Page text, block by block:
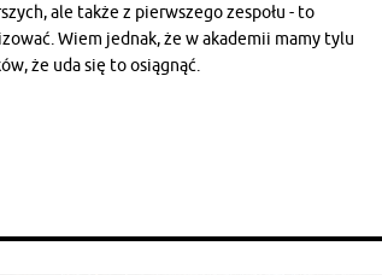
ale także z pierwszego zespołu - to
Wiem jednak, że w akademii mamy tylu
że uda się to osiągnąć.